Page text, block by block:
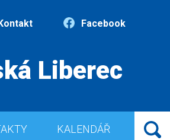
Facebook
Liberec
KALENDÁŘ